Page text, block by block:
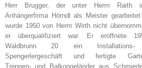
Herr Brugger, der unter Herrn Raith
Anhängerfirma Hörndl als Meister
wurde 1950 von Herrn Wirth nicht
er überqualifiziert war. Er eröffnete
Waldbrunn 20 ein
Spengerlergeschäft und fertigte
Treppen- und Balkongeländer aus